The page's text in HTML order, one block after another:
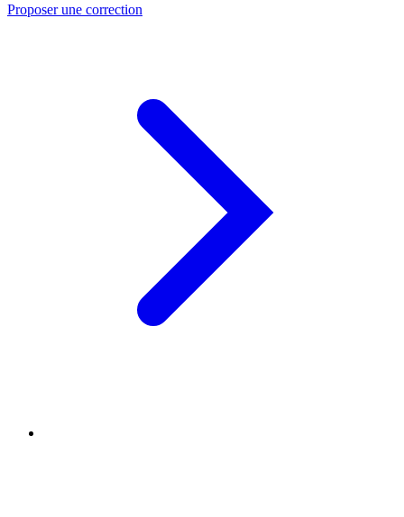
Proposer une correction